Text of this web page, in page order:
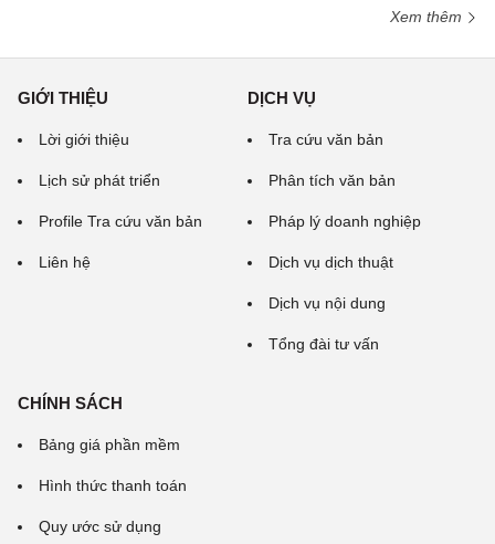
Xem thêm
GIỚI THIỆU
Lời giới thiệu
Lịch sử phát triển
Profile Tra cứu văn bản
Liên hệ
DỊCH VỤ
Tra cứu văn bản
Phân tích văn bản
Pháp lý doanh nghiệp
Dịch vụ dịch thuật
Dịch vụ nội dung
Tổng đài tư vấn
CHÍNH SÁCH
Bảng giá phần mềm
Hình thức thanh toán
Quy ước sử dụng